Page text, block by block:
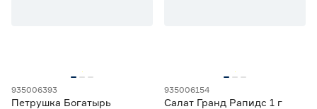
935006393
Петрушка Богатырь
935006154
Салат Гранд Рапидс 1 г